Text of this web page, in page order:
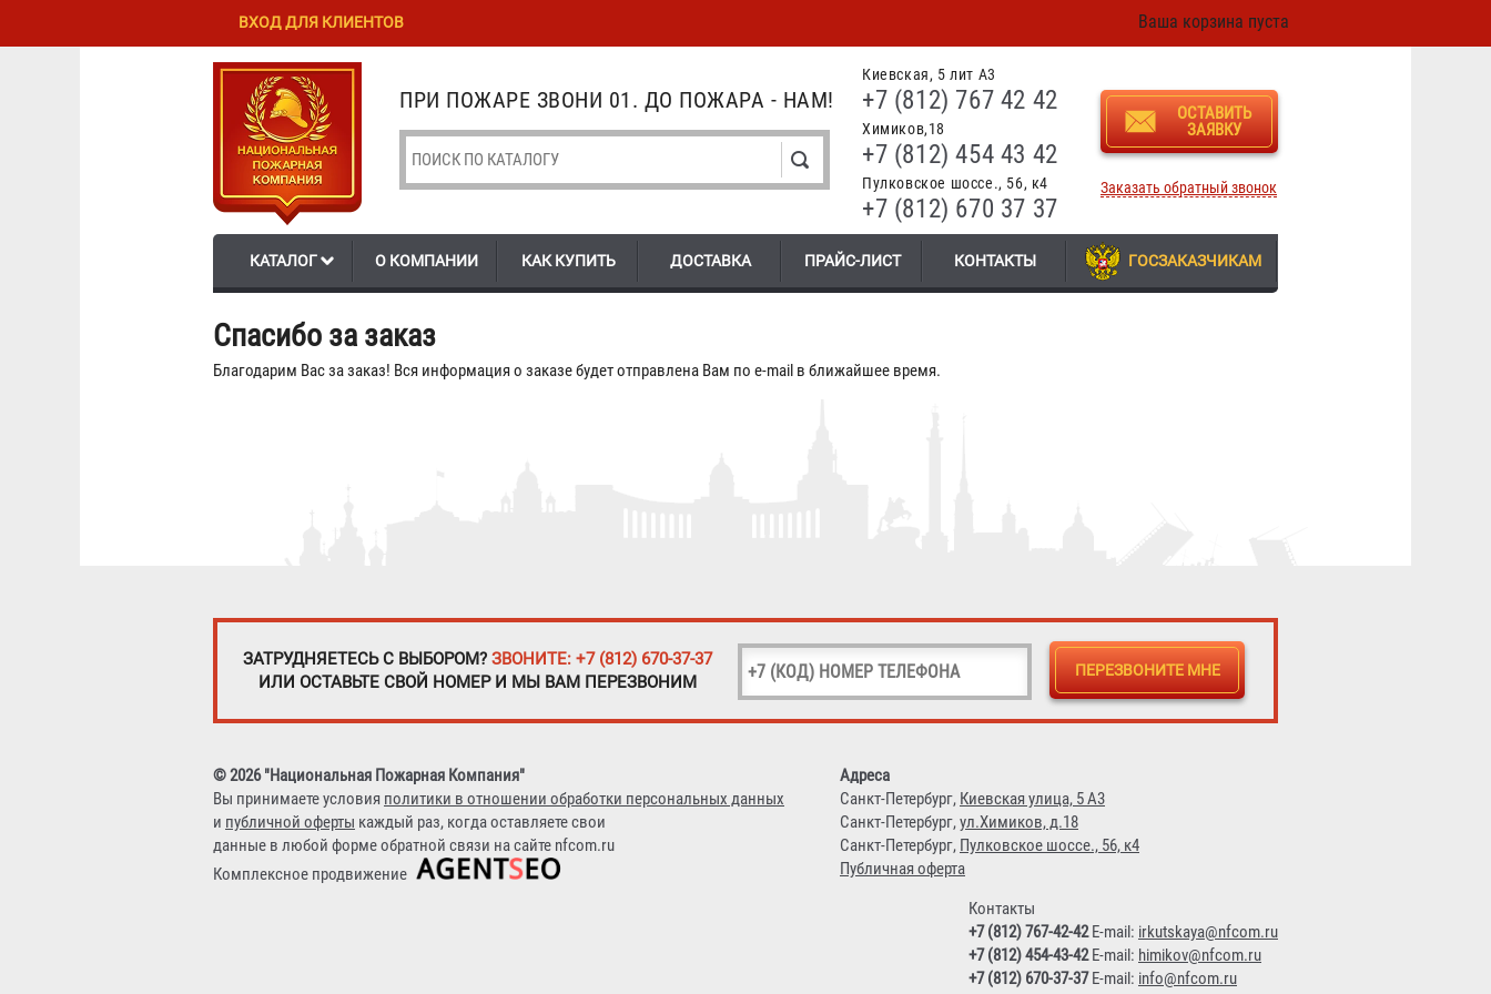
Перейти к
содержанию
Skip to
Киевская, 5 лит А3
+7 (812) 767 42 42
Химиков,18
+7 (812) 454 43 42
Пулковское шоссе., 56, к4
+7 (812) 670 37 37
ОСТАВИТЬ
ЗАЯВКУ
Заказать обратный звонок
ПРИ ПОЖАРЕ ЗВОНИ 01. ДО ПОЖАРА - НАМ!
КАТАЛОГ О КОМПАНИИ КАК КУПИТЬ ДОСТАВКА ПРАЙС-ЛИСТ КОНТАКТЫ ГОСЗАКАЗЧИКАМ
Ваша корзина пуста
ВХОД ДЛЯ КЛИЕНТОВ
Спасибо за заказ
Благодарим Вас за заказ! Вся информация о заказе будет отправлена Вам по e-mail в ближайшее время.
ЗАТРУДНЯЕТЕСЬ С ВЫБОРОМ? ЗВОНИТЕ: +7 (812) 670-37-37
ИЛИ ОСТАВЬТЕ СВОЙ НОМЕР И МЫ ВАМ ПЕРЕЗВОНИМ
© 2026 "Национальная Пожарная Компания"
Вы принимаете условия политики в отношении обработки персональных данных
и публичной оферты каждый раз, когда оставляете свои
данные в любой форме обратной связи на сайте nfcom.ru
Комплексное продвижение
Адреса
Санкт-Петербург, Киевская улица, 5 А3
Санкт-Петербург,ул.Химиков, д.18
Санкт-Петербург, Пулковское шоссе., 56, к4
Публичная оферта
Контакты
+7 (812) 767-42-42E-mail: irkutskaya@nfcom.ru
+7 (812) 454-43-42E-mail: himikov@nfcom.ru
+7 (812) 670-37-37E-mail: info@nfcom.ru